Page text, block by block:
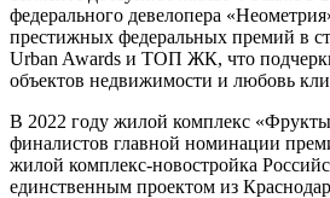
федерального девелопера
престижных федеральных премий в
Urban Awards и ТОП ЖК, что
объектов недвижимости и любовь
В 2022 году жилой комплекс
финалистов главной номинации
жилой комплекс-новостройка
единственным проектом из